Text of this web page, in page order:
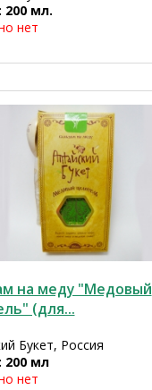
мл.
нет
на меду "Медовый
(для...
Букет, Россия
мл
нет